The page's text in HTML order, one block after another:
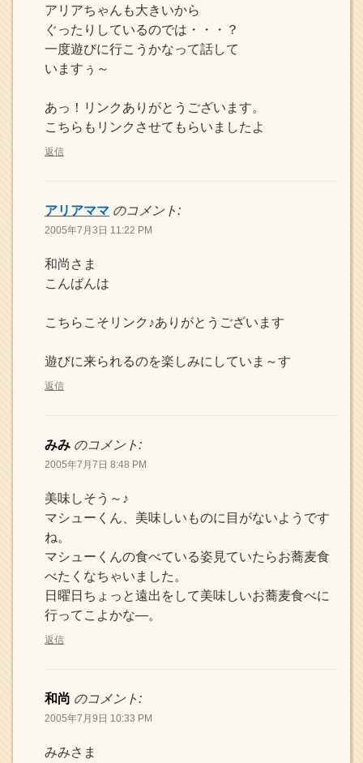
アリアちゃんも大きいから
ぐったりしているのでは・・・？
一度遊びに行こうかなって話して
いますぅ～
あっ！リンクありがとうございます。
こちらもリンクさせてもらいましたよ
返信
アリアママ のコメント:
2005年7月3日 11:22 PM
和尚さま
こんばんは
こちらこそリンク♪ありがとうございます
遊びに来られるのを楽しみにしていま～す
返信
みみ のコメント:
2005年7月7日 8:48 PM
美味しそう～♪
マシューくん、美味しいものに目がないようです
ね。
マシューくんの食べている姿見ていたらお蕎麦食
べたくなちゃいました。
日曜日ちょっと遠出をして美味しいお蕎麦食べに
行ってこよかな―。
返信
和尚 のコメント:
2005年7月9日 10:33 PM
みみさま